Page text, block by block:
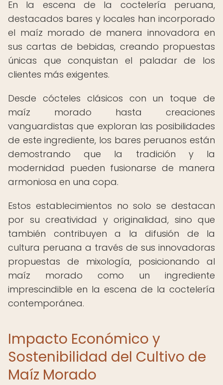
En la escena de la coctelería peruana,
destacados bares y locales han incorporado
el maíz morado de manera innovadora en
sus cartas de bebidas, creando propuestas
únicas que conquistan el paladar de los
clientes más exigentes.
Desde cócteles clásicos con un toque de
maíz morado hasta creaciones
vanguardistas que exploran las posibilidades
de este ingrediente, los bares peruanos están
demostrando que la tradición y la
modernidad pueden fusionarse de manera
armoniosa en una copa.
Estos establecimientos no solo se destacan
por su creatividad y originalidad, sino que
también contribuyen a la difusión de la
cultura peruana a través de sus innovadoras
propuestas de mixología, posicionando al
maíz morado como un ingrediente
imprescindible en la escena de la coctelería
contemporánea.
Impacto Económico y
Sostenibilidad del Cultivo de
Maíz Morado